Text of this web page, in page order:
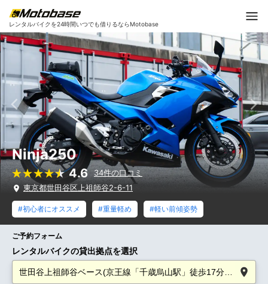
レンタルバイクを24時間いつでも借りるならMotobase
Ninja250
4.6
34件の口コミ
東京都世田谷区上祖師谷2-6-11
#初心者にオススメ #重量軽め #軽い前傾姿勢
ご予約フォーム
レンタルバイクの貸出拠点を選択